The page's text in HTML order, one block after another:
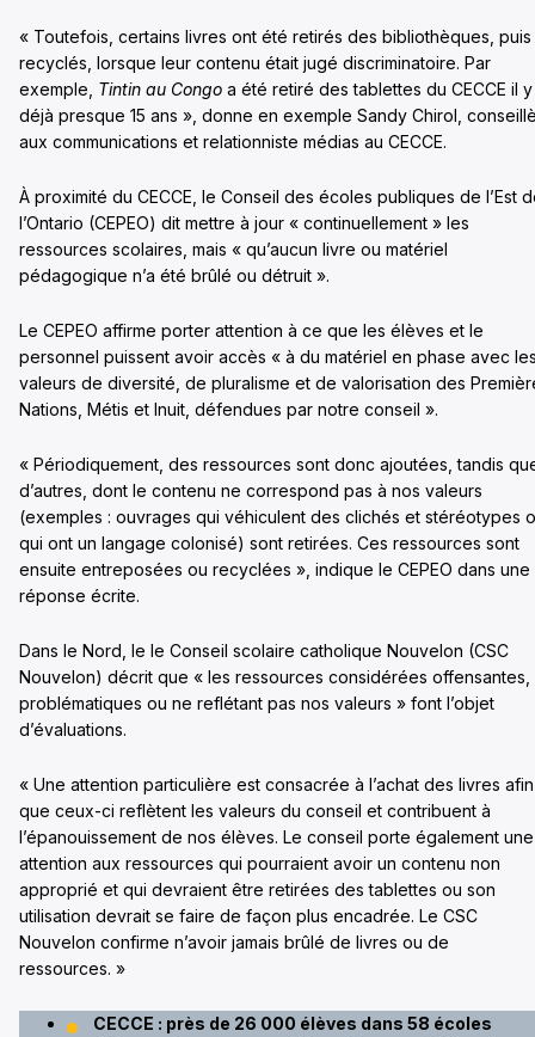
« Toutefois, certains livres ont été retirés des bibliothèques, puis
recyclés, lorsque leur contenu était jugé discriminatoire. Par
exemple, Tintin au Congo a été retiré des tablettes du CECCE il
déjà presque 15 ans », donne en exemple Sandy Chirol,
aux communications et relationniste médias au CECCE.
À proximité du CECCE, le Conseil des écoles publiques de l’Est
l’Ontario (CEPEO) dit mettre à jour « continuellement » les
ressources scolaires, mais « qu’aucun livre ou matériel
pédagogique n’a été brûlé ou détruit ».
Le CEPEO affirme porter attention à ce que les élèves et le
personnel puissent avoir accès « à du matériel en phase avec
valeurs de diversité, de pluralisme et de valorisation des
Nations, Métis et Inuit, défendues par notre conseil ».
« Périodiquement, des ressources sont donc ajoutées, tandis
d’autres, dont le contenu ne correspond pas à nos valeurs
(exemples : ouvrages qui véhiculent des clichés et stéréotypes
qui ont un langage colonisé) sont retirées. Ces ressources sont
ensuite entreposées ou recyclées », indique le CEPEO dans une
réponse écrite.
Dans le Nord, le le Conseil scolaire catholique Nouvelon (CSC
Nouvelon) décrit que « les ressources considérées offensantes,
problématiques ou ne reflétant pas nos valeurs » font l’objet
d’évaluations.
« Une attention particulière est consacrée à l’achat des livres afin
que ceux-ci reflètent les valeurs du conseil et contribuent à
l’épanouissement de nos élèves. Le conseil porte également une
attention aux ressources qui pourraient avoir un contenu non
approprié et qui devraient être retirées des tablettes ou son
utilisation devrait se faire de façon plus encadrée. Le CSC
Nouvelon confirme n’avoir jamais brûlé de livres ou de
ressources. »
CECCE : près de 26 000 élèves dans 58 écoles